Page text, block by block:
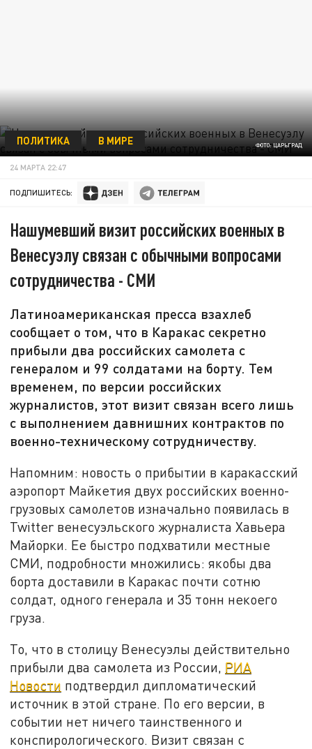
ФОТО: ЦАРЬГРАД
ПОЛИТИКА В МИРЕ
24 МАРТА 22:47
ПОДПИШИТЕСЬ:
Нашумевший визит российских военных в
Венесуэлу связан с обычными вопросами
сотрудничества - СМИ
Латиноамериканская пресса взахлеб
сообщает о том, что в Каракас секретно
прибыли два российских самолета с
генералом и 99 солдатами на борту. Тем
временем, по версии российских
журналистов, этот визит связан всего лишь
с выполнением давнишних контрактов по
военно-техническому сотрудничеству.
Напомним: новость о прибытии в каракасский
аэропорт Майкетия двух российских военно-
грузовых самолетов изначально появилась в
Twitter венесуэльского журналиста Хавьера
Майорки. Ее быстро подхватили местные
СМИ, подробности множились: якобы два
борта доставили в Каракас почти сотню
солдат, одного генерала и 35 тонн некоего
груза.
То, что в столицу Венесуэлы действительно
прибыли два самолета из России, РИА
Новости подтвердил дипломатический
источник в этой стране. По его версии, в
событии нет ничего таинственного и
конспирологического. Визит связан с